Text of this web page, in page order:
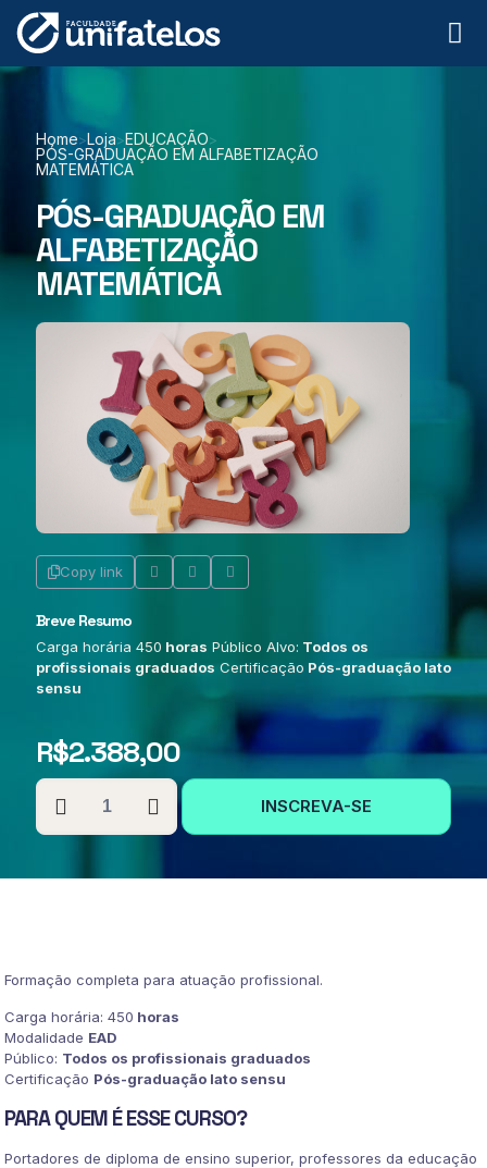
Home>Loja>EDUCAÇÃO>
PÓS-GRADUAÇÃO EM ALFABETIZAÇÃO
MATEMÁTICA
PÓS-GRADUAÇÃO EM
ALFABETIZAÇÃO
MATEMÁTICA
Copy link
Breve Resumo
Carga horária 450 horas Público Alvo: Todos os
profissionais graduados Certificação Pós-graduação lato
sensu
R$2.388,00
PÓS-
GRADUAÇÃO
EM
INSCREVA-SE
Formação completa para atuação profissional.
Carga horária: 450 horas
Modalidade EAD
Público: Todos os profissionais graduados
Certificação Pós-graduação lato sensu
PARA QUEM É ESSE CURSO?
Portadores de diploma de ensino superior, professores da educação